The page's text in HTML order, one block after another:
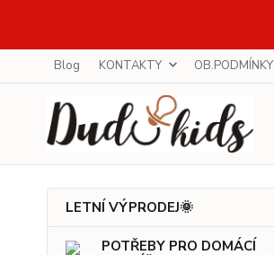
Blog KONTAKTY OB.PODMÍNKY
LETNÍ VÝPRODEJ🌞
POTŘEBY PRO DOMÁCÍ